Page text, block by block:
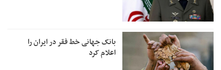
بانک جهانی خط فقر در ایران را
اعلام کرد